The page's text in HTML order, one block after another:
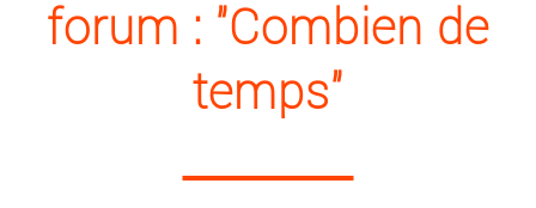
forum : "Combien de
temps"